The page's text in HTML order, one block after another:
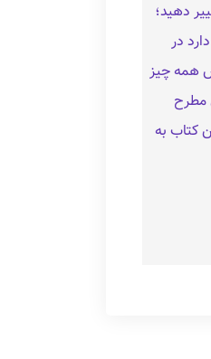
دهید؛
در
همه‌ چیز
مطرح
کتاب به